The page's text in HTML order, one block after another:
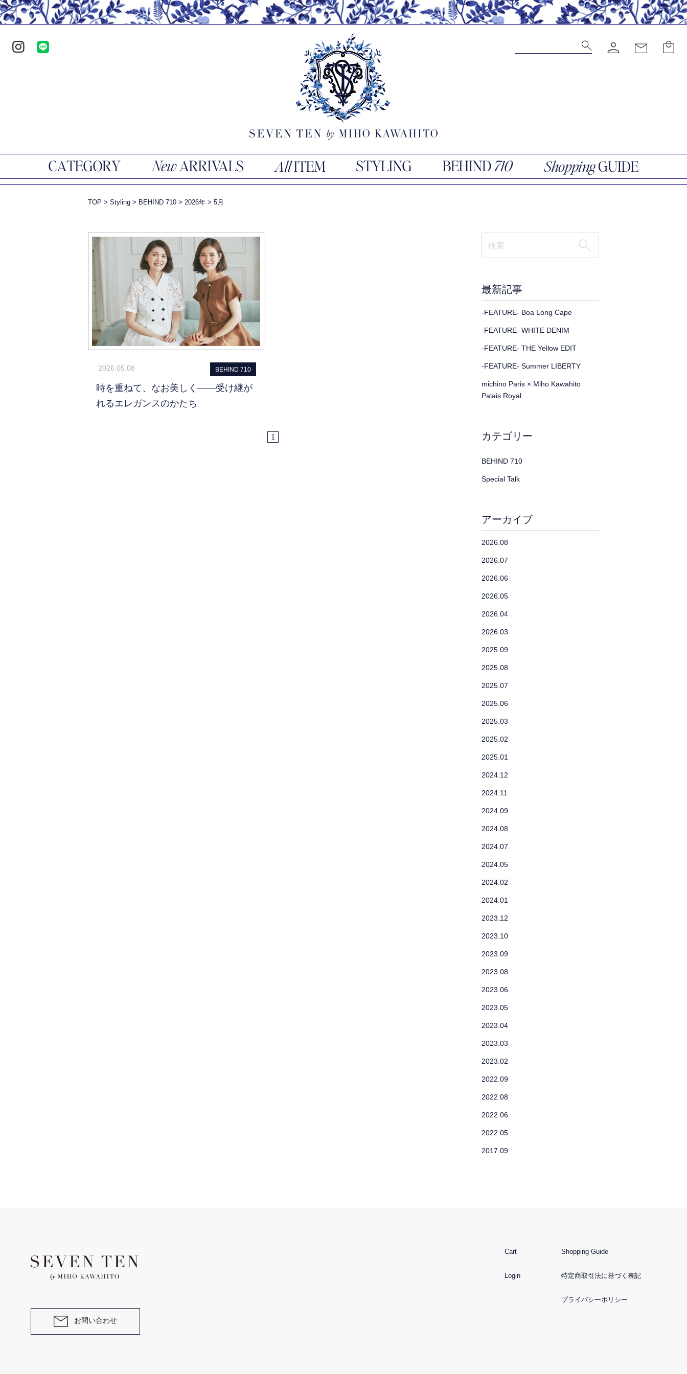
TOP > Styling > BEHIND 710 > 2026年 > 5月
2026.05.08 BEHIND 710
時を重ねて、なお美しく——受け継が
れるエレガンスのかたち
1
最新記事
-FEATURE- Boa Long Cape
-FEATURE- WHITE DENIM
-FEATURE- THE Yellow EDIT
-FEATURE- Summer LIBERTY
michino Paris × Miho Kawahito
Palais Royal
カテゴリー
BEHIND 710
Special Talk
アーカイブ
2026.08
2026.07
2026.06
2026.05
2026.04
2026.03
2025.09
2025.08
2025.07
2025.06
2025.03
2025.02
2025.01
2024.12
2024.11
2024.09
2024.08
2024.07
2024.05
2024.02
2024.01
2023.12
2023.10
2023.09
2023.08
2023.06
2023.05
2023.04
2023.03
2023.02
2022.09
2022.08
2022.06
2022.05
2017.09
お問い合わせ
Cart
Login
Shopping Guide
特定商取引法に基づく表記
プライバシーポリシー